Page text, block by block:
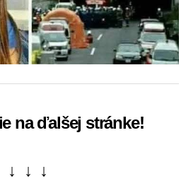
na ďalšej stránke!
↓ ↓ ↓